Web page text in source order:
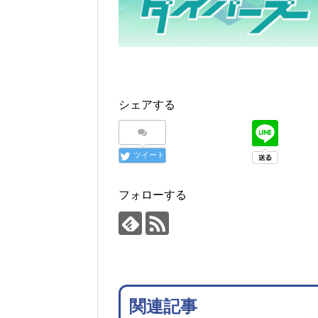
シェアする
ツイート
フォローする
関連記事